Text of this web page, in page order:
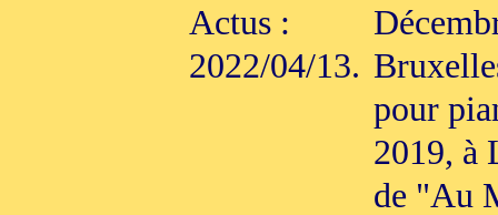
Actus :
2022/04/13.
pour
2019, à
de "Au